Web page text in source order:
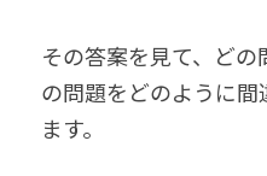
その答案を見て、ど
の問題をどのように
ます。